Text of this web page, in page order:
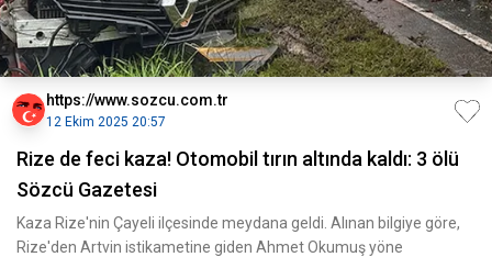
https://www.sozcu.com.tr
12 Ekim 2025 20:57
Rize de feci kaza! Otomobil tırın altında kaldı: 3 ölü
Sözcü Gazetesi
Kaza Rize'nin Çayeli ilçesinde meydana geldi. Alınan bilgiye göre,
Rize'den Artvin istikametine giden Ahmet Okumuş yöne